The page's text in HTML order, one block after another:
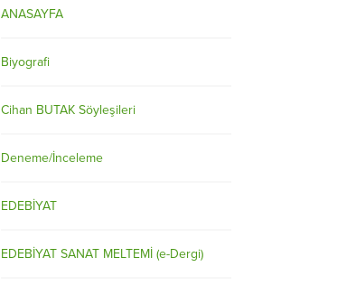
ANASAYFA
Biyografi
Cihan BUTAK Söyleşileri
Deneme/İnceleme
EDEBİYAT
EDEBİYAT SANAT MELTEMİ (e-Dergi)